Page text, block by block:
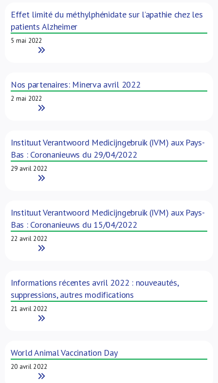
Effet limité du méthylphénidate sur l’apathie chez les
patients Alzheimer
5 mai 2022
Read More
Nos partenaires: Minerva avril 2022
2 mai 2022
Read More
Instituut Verantwoord Medicijngebruik (IVM) aux Pays-
Bas : Coronanieuws du 29/04/2022
29 avril 2022
Read More
Instituut Verantwoord Medicijngebruik (IVM) aux Pays-
Bas : Coronanieuws du 15/04/2022
22 avril 2022
Read More
Informations récentes avril 2022 : nouveautés,
suppressions, autres modifications
21 avril 2022
Read More
World Animal Vaccination Day
20 avril 2022
Read More